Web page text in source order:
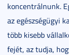
koncentrálnunk.
az egészségügyi
több kisebb
fejét, az tudja,